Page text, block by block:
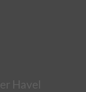
Havel